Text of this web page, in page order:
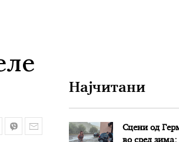
Најчитани
Сцени од
во сред зима: